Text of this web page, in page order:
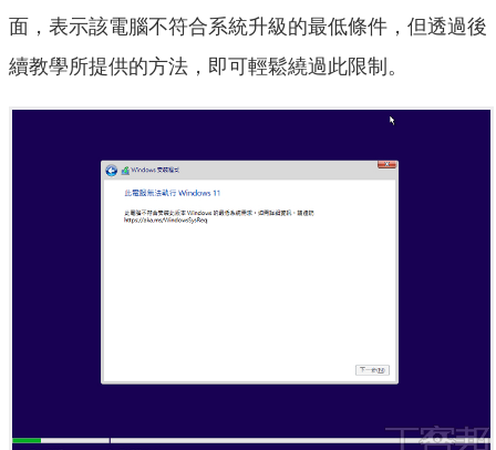
面，表示該電腦不符合系統升級的最低條件，但透過後
續教學所提供的方法，即可輕鬆繞過此限制。